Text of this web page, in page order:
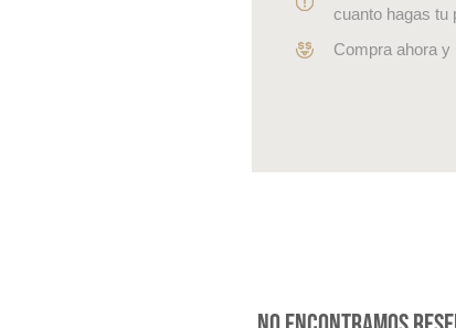
cuanto hagas tu
Compra ahora